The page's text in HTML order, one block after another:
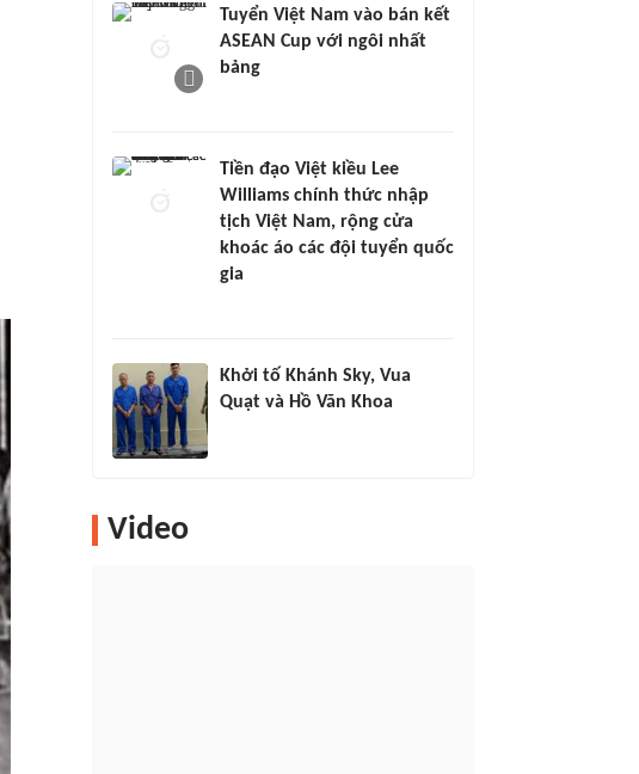
Tuyển Việt Nam vào bán kết
ASEAN Cup với ngôi nhất
bảng
Tiền đạo Việt kiều Lee
Williams chính thức nhập
tịch Việt Nam, rộng cửa
khoác áo các đội tuyển quốc
gia
Khởi tố Khánh Sky, Vua
Quạt và Hồ Văn Khoa
Video